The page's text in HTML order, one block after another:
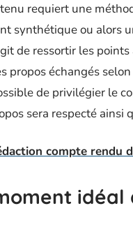
requiert une
synthétique ou alors
de ressortir les
propos échangés
de privilégier le
sera respecté ainsi
compte rendu
idéal